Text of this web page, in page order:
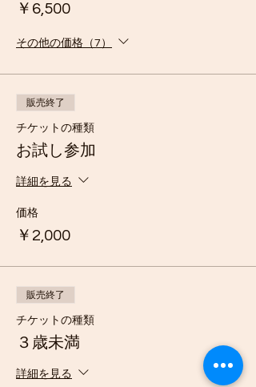
￥6,500
その他の価格（7）
販売終了
チケットの種類
お試し参加
詳細を見る
価格
￥2,000
販売終了
チケットの種類
３歳未満
詳細を見る